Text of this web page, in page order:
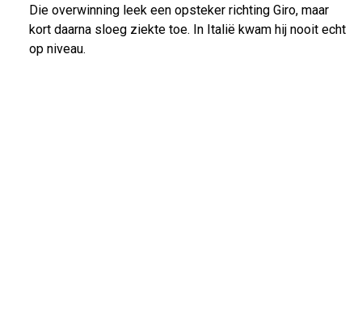
Die overwinning leek een opsteker richting Giro, maar
kort daarna sloeg ziekte toe. In Italië kwam hij nooit echt
op niveau.